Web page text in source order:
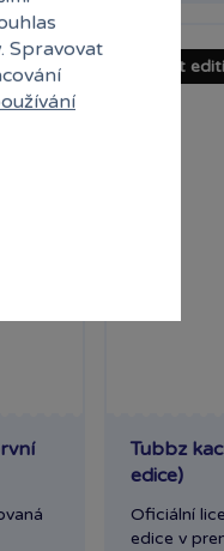
First
Tubbz
edice)
Oficiální
edice v
Spravovat